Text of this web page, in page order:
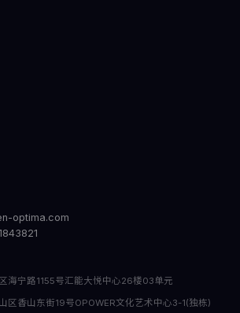
optima.com
海宁路1155号汇能大悦中心26楼03单元
区香山东街19号OPOWER文化艺术中心3-1(独栋)